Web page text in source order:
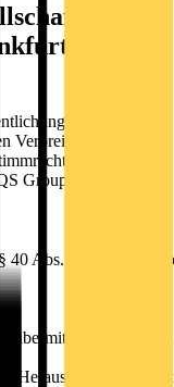
mit
am
gemäß § 40
Verbreitung
Group AG. Für den
40 Abs. 1 WpHG mit
übermittelt durch
/ Herausgeber